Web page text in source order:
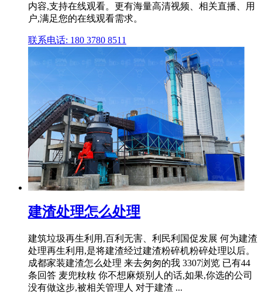
内容,支持在线观看。更有海量高清视频、相关直播、用
户,满足您的在线观看需求。
联系电话: 180 3780 8511
建渣处理怎么处理
建筑垃圾再生利用,百利无害、利民利国促发展 何为建渣
处理再生利用,是将建渣经过建渣粉碎机粉碎处理以后。
成都家装建渣怎么处理 来去匆匆的我 3307浏览 已有44
条回答 麦兜籹籹 你不想麻烦别人的话,如果,你选的公司
没有做这步,被相关管理人 对于建渣 ...